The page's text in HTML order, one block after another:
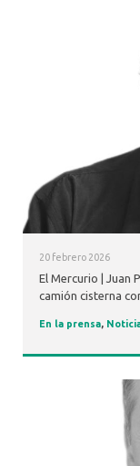
20 febrero 2026
El Mercurio | Juan
camión cisterna
En la prensa,